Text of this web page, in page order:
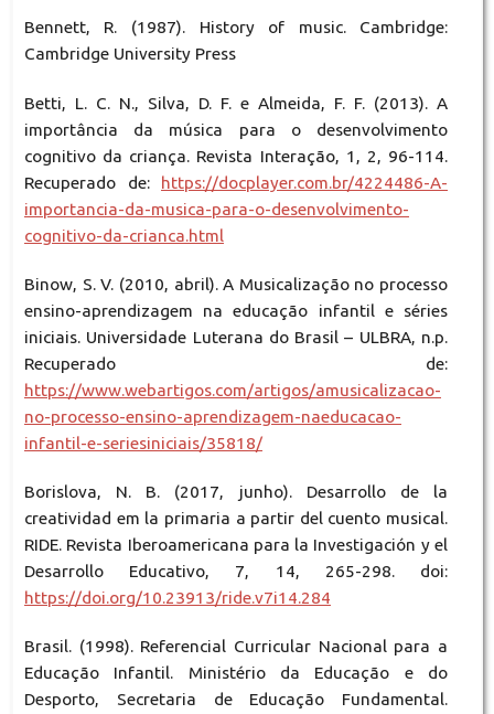
Bennett, R. (1987). History of music. Cambridge:
Cambridge University Press
Betti, L. C. N., Silva, D. F. e Almeida, F. F. (2013). A
importância da música para o desenvolvimento
cognitivo da criança. Revista Interação, 1, 2, 96-114.
Recuperado de: https://docplayer.com.br/4224486-A-
importancia-da-musica-para-o-desenvolvimento-
cognitivo-da-crianca.html
Binow, S. V. (2010, abril). A Musicalização no processo
ensino-aprendizagem na educação infantil e séries
iniciais. Universidade Luterana do Brasil – ULBRA, n.p.
Recuperado de:
https://www.webartigos.com/artigos/amusicalizacao-
no-processo-ensino-aprendizagem-naeducacao-
infantil-e-seriesiniciais/35818/
Borislova, N. B. (2017, junho). Desarrollo de la
creatividad em la primaria a partir del cuento musical.
RIDE. Revista Iberoamericana para la Investigación y el
Desarrollo Educativo, 7, 14, 265-298. doi:
https://doi.org/10.23913/ride.v7i14.284
Brasil. (1998). Referencial Curricular Nacional para a
Educação Infantil. Ministério da Educação e do
Desporto, Secretaria de Educação Fundamental.